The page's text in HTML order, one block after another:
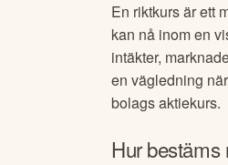
En riktkurs är ett
kan nå inom en
intäkter,
en vägledning
bolags aktiekurs.
Hur bestäms